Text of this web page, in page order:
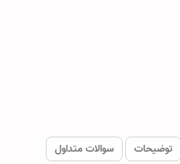
توضیحات سوالات متداول